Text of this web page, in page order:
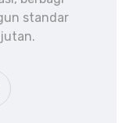
standar